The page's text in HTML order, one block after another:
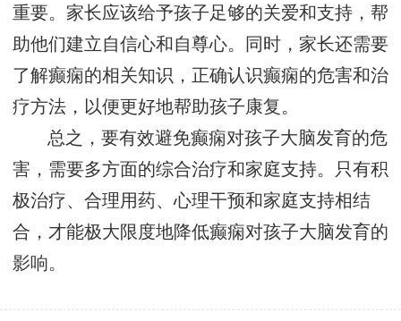
重要。家长应该给予孩子足够的关爱和支持，帮
助他们建立自信心和自尊心。同时，家长还需要
了解癫痫的相关知识，正确认识癫痫的危害和治
疗方法，以便更好地帮助孩子康复。
总之，要有效避免癫痫对孩子大脑发育的危
害，需要多方面的综合治疗和家庭支持。只有积
极治疗、合理用药、心理干预和家庭支持相结
合，才能极大限度地降低癫痫对孩子大脑发育的
影响。